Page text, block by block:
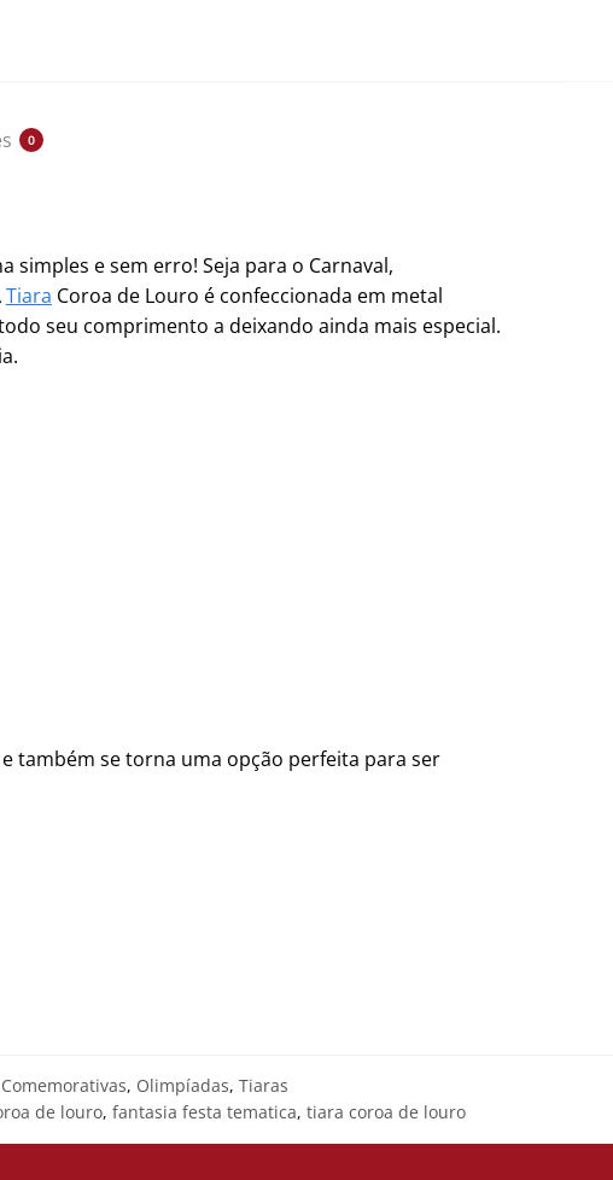
0
simples e sem erro! Seja para o Carnaval,
Tiara Coroa de Louro é confeccionada em metal
seu comprimento a deixando ainda mais especial.
também se torna uma opção perfeita para ser
, Olimpíadas, Tiaras
de louro, fantasia festa tematica, tiara coroa de louro